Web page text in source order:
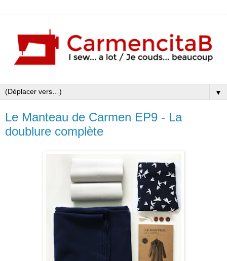
▼
Le Manteau de Carmen EP9 - La
doublure complète